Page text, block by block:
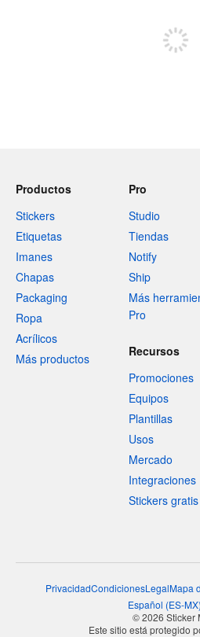
Productos
Stickers
Etiquetas
Imanes
Chapas
Packaging
Ropa
Acrílicos
Más productos
Pro
Studio
Tiendas
Notify
Ship
Más
Pro
Recursos
Promociones
Equipos
Plantillas
Usos
Mercado
Integraciones
Stickers gratis
PrivacidadCondicionesLegalMapa
Español (ES-MX)
© 2026 Sticker
Este sitio está protegido